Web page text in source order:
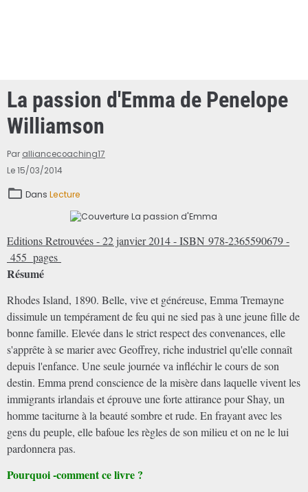
La passion d'Emma de Penelope
Williamson
Par alliancecoaching17
Le 15/03/2014
Dans Lecture
Editions Retrouvées - 22 janvier 2014 - ISBN 978-2365590679 -
455 pages
Résumé
Rhodes Island, 1890. Belle, vive et généreuse, Emma Tremayne
dissimule un tempérament de feu qui ne sied pas à une jeune fille de
bonne famille. Elevée dans le strict respect des convenances, elle
s'apprête à se marier avec Geoffrey, riche industriel qu'elle connaît
depuis l'enfance. Une seule journée va infléchir le cours de son
destin. Emma prend conscience de la misère dans laquelle vivent les
immigrants irlandais et éprouve une forte attirance pour Shay, un
homme taciturne à la beauté sombre et rude. En frayant avec les
gens du peuple, elle bafoue les règles de son milieu et on ne le lui
pardonnera pas.
Pourquoi -comment ce livre ?